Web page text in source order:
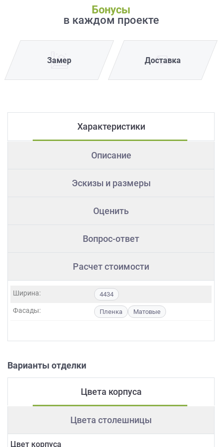
Бонусы
в каждом проекте
Замер Доставка
Характеристики
Описание
Эскизы и размеры
Оценить
Вопрос-ответ
Расчет стоимости
Ширина: 4434
Фасады: Пленка Матовые
Варианты отделки
Цвета корпуса
Цвета столешницы
Цвет корпуса